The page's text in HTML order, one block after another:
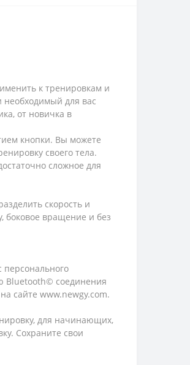
к тренировкам и
для вас
от новичка в
кнопки. Вы можете
своего тела.
сложное для
скорость и
боковое вращение и без
персонального
Bluetooth© соединения
сайте www.newgy.com.
для начинающих,
Сохраните свои